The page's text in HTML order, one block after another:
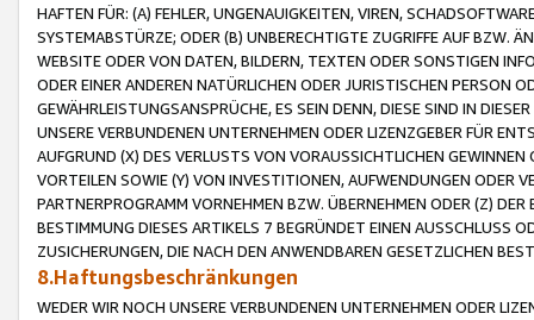
HAFTEN FÜR: (A) FEHLER, UNGENAUIGKEITEN, VIREN,
SYSTEMABSTÜRZE; ODER (B) UNBERECHTIGTE ZUGRIFFE AUF BZW.
WEBSITE ODER VON DATEN, BILDERN, TEXTEN ODER SONSTIGEN
ODER EINER ANDEREN NATÜRLICHEN ODER JURISTISCHEN PERSON
GEWÄHRLEISTUNGSANSPRÜCHE, ES SEIN DENN, DIESE SIND IN
UNSERE VERBUNDENEN UNTERNEHMEN ODER LIZENZGEBER FÜR
AUFGRUND (X) DES VERLUSTS VON VORAUSSICHTLICHEN
VORTEILEN SOWIE (Y) VON INVESTITIONEN, AUFWENDUNGEN ODER
PARTNERPROGRAMM VORNEHMEN BZW. ÜBERNEHMEN ODER (Z)
BESTIMMUNG DIESES ARTIKELS 7 BEGRÜNDET EINEN AUSSCHLUSS
ZUSICHERUNGEN, DIE NACH DEN ANWENDBAREN GESETZLICHEN
8.Haftungsbeschränkungen
WEDER WIR NOCH UNSERE VERBUNDENEN UNTERNEHMEN ODER